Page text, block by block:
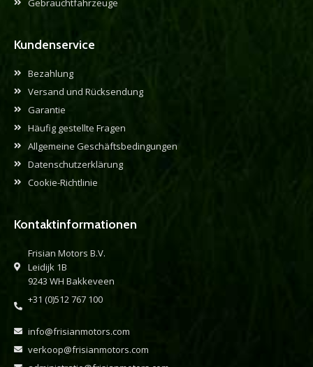
Gebrauchtfahrzeuge
Kundenservice
Bezahlung
Versand und Rücksendung
Garantie
Häufig gestellte Fragen
Allgemeine Geschäftsbedingungen
Datenschutzerklärung
Cookie-Richtlinie
Kontaktinformationen
Frisian Motors B.V.
Leidijk 1B
9243 WH Bakkeveen
+31 (0)512 767 100
info@frisianmotors.com
verkoop@frisianmotors.com